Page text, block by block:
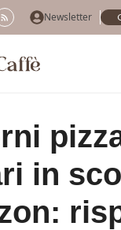
Newsletter
in